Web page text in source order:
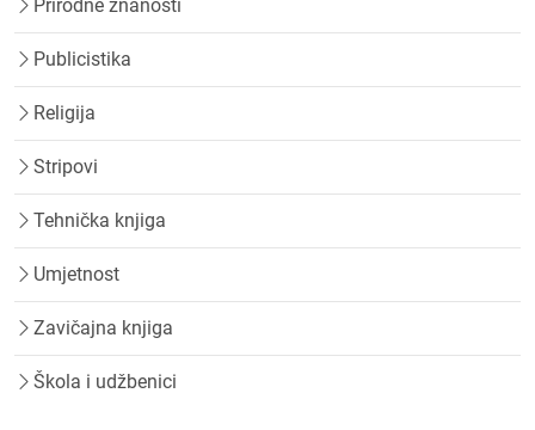
Prirodne znanosti
Publicistika
Religija
Stripovi
Tehnička knjiga
Umjetnost
Zavičajna knjiga
Škola i udžbenici